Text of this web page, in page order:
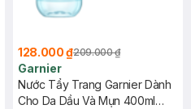
128.000 ₫209.000 ₫
Garnier
Nước Tẩy Trang Garnier Dành
Cho Da Dầu Và Mụn 400ml